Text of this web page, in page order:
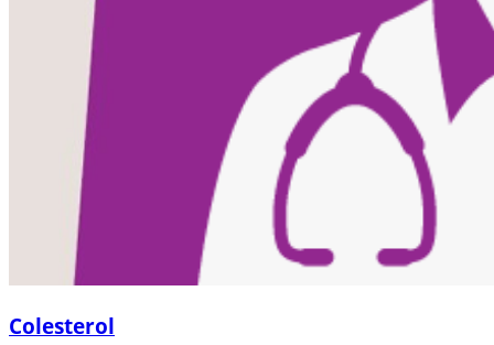
Colesterol